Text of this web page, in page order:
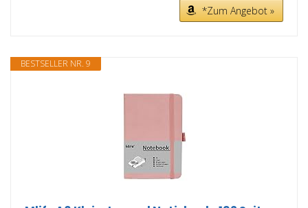
*Zum Angebot »
BESTSELLER NR. 9